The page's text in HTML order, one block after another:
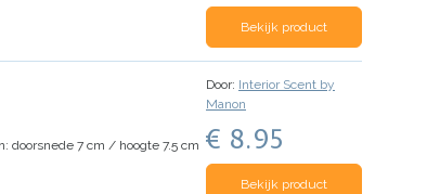
Bekijk product
doorsnede 7 cm / hoogte 7.5 cm
Door: Interior Scent by
Manon
€ 8.95
Bekijk product